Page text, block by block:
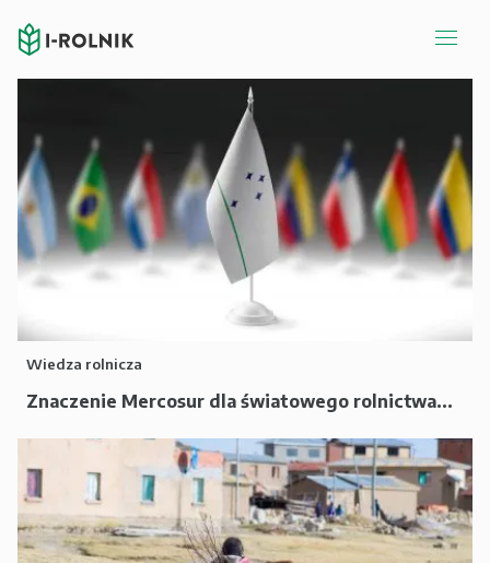
Wiedza rolnicza
Znaczenie Mercosur dla światowego rolnictwa...